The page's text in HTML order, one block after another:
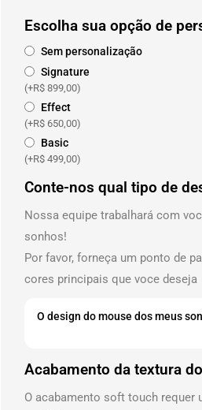
Escolha sua opção de
Sem personalização
Signature
(+R$ 899,00)
Effect
(+R$ 650,00)
Basic
(+R$ 499,00)
Conte-nos qual tipo de
Nossa equipe trabalhará com
sonhos!
Por favor, forneça um ponto de
cores principais que voce deseja
Acabamento da textura
O acabamento soft touch requer